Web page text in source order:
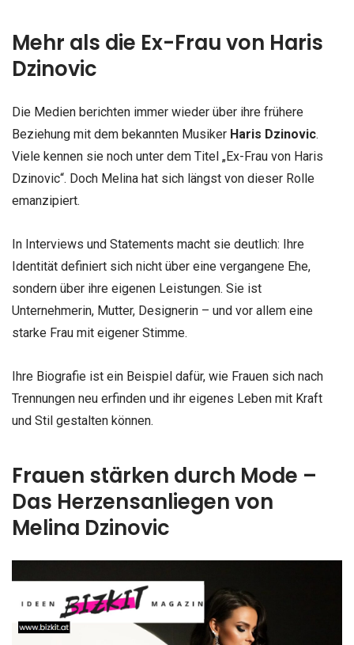
Mehr als die Ex-Frau von Haris
Dzinovic
Die Medien berichten immer wieder über ihre frühere
Beziehung mit dem bekannten Musiker Haris Dzinovic.
Viele kennen sie noch unter dem Titel „Ex-Frau von Haris
Dzinovic“. Doch Melina hat sich längst von dieser Rolle
emanzipiert.
In Interviews und Statements macht sie deutlich: Ihre
Identität definiert sich nicht über eine vergangene Ehe,
sondern über ihre eigenen Leistungen. Sie ist
Unternehmerin, Mutter, Designerin – und vor allem eine
starke Frau mit eigener Stimme.
Ihre Biografie ist ein Beispiel dafür, wie Frauen sich nach
Trennungen neu erfinden und ihr eigenes Leben mit Kraft
und Stil gestalten können.
Frauen stärken durch Mode –
Das Herzensanliegen von
Melina Dzinovic